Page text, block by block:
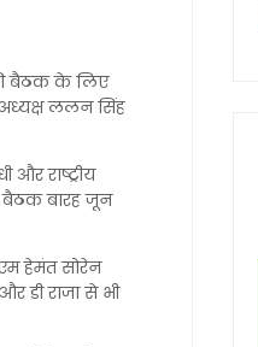
बैठक के लिए
ललन सिंह
राष्ट्रीय
बैठक बारह जून
हेमंत सोरेन
डी राजा से भी